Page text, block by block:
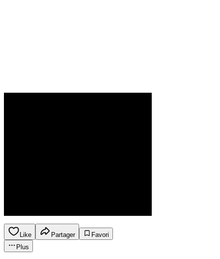
Like Partager
Favori
Plus